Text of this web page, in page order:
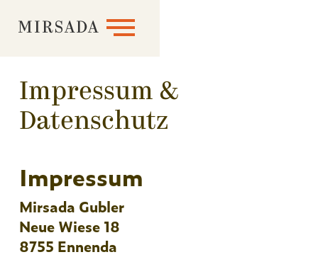
MIRSADA
Impressum &
Datenschutz
Impressum
Mirsada Gubler
Neue Wiese 18
8755 Ennenda